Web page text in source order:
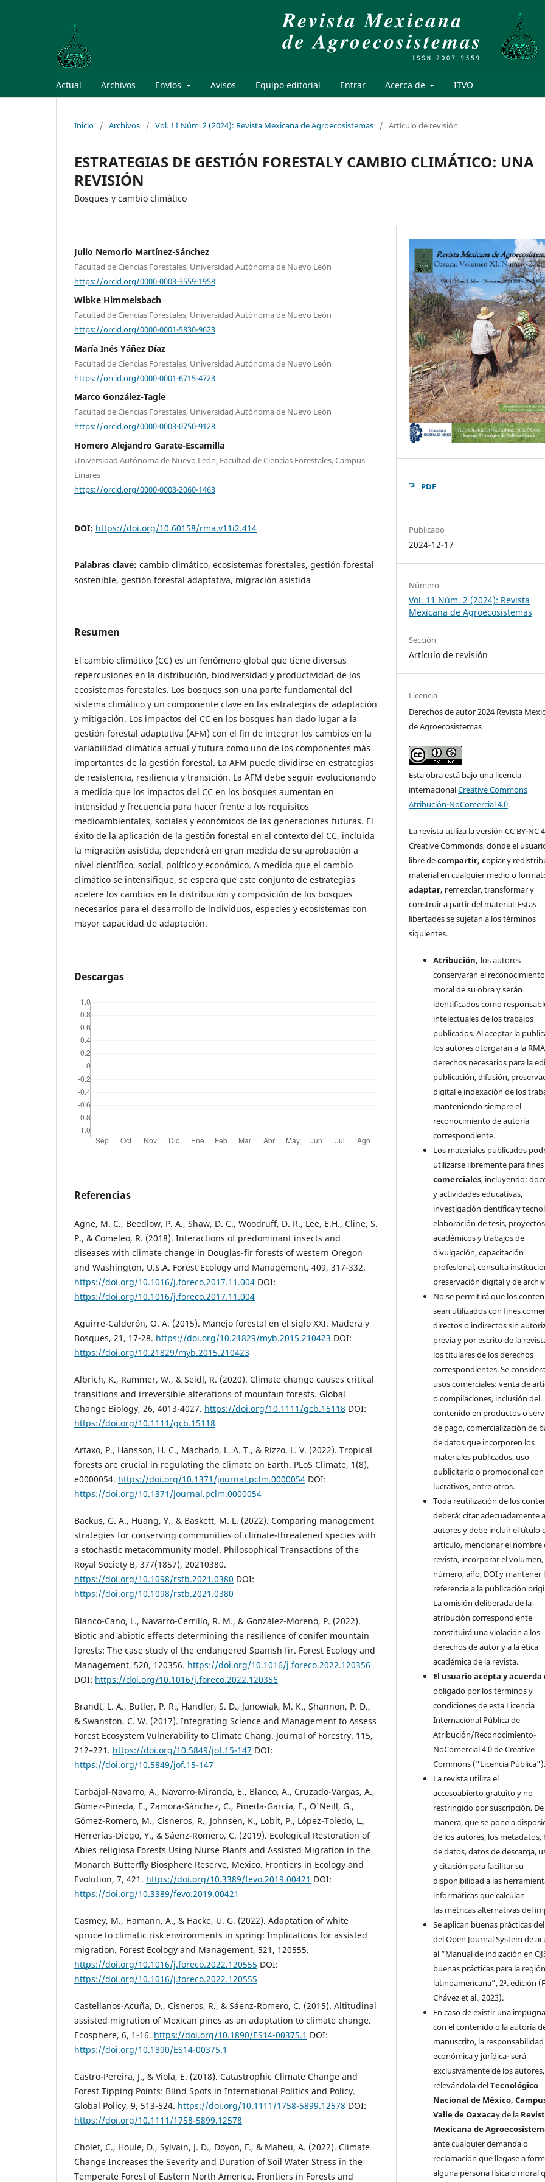
Actual Archivos Envíos Avisos Equipo editorial Entrar Acerca de ITVO
Inicio / Archivos / Vol. 11 Núm. 2 (2024): Revista Mexicana de Agroecosistemas / Artículo de revisión
ESTRATEGIAS DE GESTIÓN FORESTALY CAMBIO CLIMÁTICO: UNA
REVISIÓN
Bosques y cambio climático
Julio Nemorio Martínez-Sánchez
Facultad de Ciencias Forestales, Universidad Autónoma de Nuevo León
https://orcid.org/0000-0003-3559-1958
Wibke Himmelsbach
Facultad de Ciencias Forestales, Universidad Autónoma de Nuevo León
https://orcid.org/0000-0001-5830-9623
María Inés Yáñez Díaz
Facultad de Ciencias Forestales, Universidad Autónoma de Nuevo León
https://orcid.org/0000-0001-6715-4723
Marco González-Tagle
Facultad de Ciencias Forestales, Universidad Autónoma de Nuevo León
https://orcid.org/0000-0003-0750-9128
Homero Alejandro Garate-Escamilla
Universidad Autónoma de Nuevo León, Facultad de Ciencias Forestales, Campus
Linares
https://orcid.org/0000-0003-2060-1463
DOI: https://doi.org/10.60158/rma.v11i2.414
Palabras clave: cambio climático, ecosistemas forestales, gestión forestal
sostenible, gestión forestal adaptativa, migración asistida
Resumen
El cambio climático (CC) es un fenómeno global que tiene diversas
repercusiones en la distribución, biodiversidad y productividad de los
ecosistemas forestales. Los bosques son una parte fundamental del
sistema climático y un componente clave en las estrategias de adaptación
y mitigación. Los impactos del CC en los bosques han dado lugar a la
gestión forestal adaptativa (AFM) con el fin de integrar los cambios en la
variabilidad climática actual y futura como uno de los componentes más
importantes de la gestión forestal. La AFM puede dividirse en estrategias
de resistencia, resiliencia y transición. La AFM debe seguir evolucionando
a medida que los impactos del CC en los bosques aumentan en
intensidad y frecuencia para hacer frente a los requisitos
medioambientales, sociales y económicos de las generaciones futuras. El
éxito de la aplicación de la gestión forestal en el contexto del CC, incluida
la migración asistida, dependerá en gran medida de su aprobación a
nivel científico, social, político y económico. A medida que el cambio
climático se intensifique, se espera que este conjunto de estrategias
acelere los cambios en la distribución y composición de los bosques
necesarios para el desarrollo de individuos, especies y ecosistemas con
mayor capacidad de adaptación.
Descargas
Referencias
Agne, M. C., Beedlow, P. A., Shaw, D. C., Woodruff, D. R., Lee, E.H., Cline, S.
P., & Comeleo, R. (2018). Interactions of predominant insects and
diseases with climate change in Douglas-fir forests of western Oregon
and Washington, U.S.A. Forest Ecology and Management, 409, 317-332.
https://doi.org/10.1016/j.foreco.2017.11.004 DOI:
https://doi.org/10.1016/j.foreco.2017.11.004
Aguirre-Calderón, O. A. (2015). Manejo forestal en el siglo XXI. Madera y
Bosques, 21, 17-28. https://doi.org/10.21829/myb.2015.210423 DOI:
https://doi.org/10.21829/myb.2015.210423
Albrich, K., Rammer, W., & Seidl, R. (2020). Climate change causes critical
transitions and irreversible alterations of mountain forests. Global
Change Biology, 26, 4013-4027. https://doi.org/10.1111/gcb.15118 DOI:
https://doi.org/10.1111/gcb.15118
Artaxo, P., Hansson, H. C., Machado, L. A. T., & Rizzo, L. V. (2022). Tropical
forests are crucial in regulating the climate on Earth. PLoS Climate, 1(8),
e0000054. https://doi.org/10.1371/journal.pclm.0000054 DOI:
https://doi.org/10.1371/journal.pclm.0000054
Backus, G. A., Huang, Y., & Baskett, M. L. (2022). Comparing management
strategies for conserving communities of climate-threatened species with
a stochastic metacommunity model. Philosophical Transactions of the
Royal Society B, 377(1857), 20210380.
https://doi.org/10.1098/rstb.2021.0380 DOI:
https://doi.org/10.1098/rstb.2021.0380
Blanco-Cano, L., Navarro-Cerrillo, R. M., & González-Moreno, P. (2022).
Biotic and abiotic effects determining the resilience of conifer mountain
forests: The case study of the endangered Spanish fir. Forest Ecology and
Management, 520, 120356. https://doi.org/10.1016/j.foreco.2022.120356
DOI: https://doi.org/10.1016/j.foreco.2022.120356
Brandt, L. A., Butler, P. R., Handler, S. D., Janowiak, M. K., Shannon, P. D.,
& Swanston, C. W. (2017). Integrating Science and Management to Assess
Forest Ecosystem Vulnerability to Climate Chang. Journal of Forestry. 115,
212–221. https://doi.org/10.5849/jof.15-147 DOI:
https://doi.org/10.5849/jof.15-147
Carbajal-Navarro, A., Navarro-Miranda, E., Blanco, A., Cruzado-Vargas, A.,
Gómez-Pineda, E., Zamora-Sánchez, C., Pineda-García, F., O'Neill, G.,
Gómez-Romero, M., Cisneros, R., Johnsen, K., Lobit, P., López-Toledo, L.,
Herrerías-Diego, Y., & Sáenz-Romero, C. (2019). Ecological Restoration of
Abies religiosa Forests Using Nurse Plants and Assisted Migration in the
Monarch Butterfly Biosphere Reserve, Mexico. Frontiers in Ecology and
Evolution, 7, 421. https://doi.org/10.3389/fevo.2019.00421 DOI:
https://doi.org/10.3389/fevo.2019.00421
Casmey, M., Hamann, A., & Hacke, U. G. (2022). Adaptation of white
spruce to climatic risk environments in spring: Implications for assisted
migration. Forest Ecology and Management, 521, 120555.
https://doi.org/10.1016/j.foreco.2022.120555 DOI:
https://doi.org/10.1016/j.foreco.2022.120555
Castellanos-Acuña, D., Cisneros, R., & Sáenz-Romero, C. (2015). Altitudinal
assisted migration of Mexican pines as an adaptation to climate change.
Ecosphere, 6, 1-16. https://doi.org/10.1890/ES14-00375.1 DOI:
https://doi.org/10.1890/ES14-00375.1
Castro-Pereira, J., & Viola, E. (2018). Catastrophic Climate Change and
Forest Tipping Points: Blind Spots in International Politics and Policy.
Global Policy, 9, 513-524. https://doi.org/10.1111/1758-5899.12578 DOI:
https://doi.org/10.1111/1758-5899.12578
Cholet, C., Houle, D., Sylvain, J. D., Doyon, F., & Maheu, A. (2022). Climate
Change Increases the Severity and Duration of Soil Water Stress in the
Temperate Forest of Eastern North America. Frontiers in Forests and
PDF
Publicado
2024-12-17
Número
Vol. 11 Núm. 2 (2024): Revista
Mexicana de Agroecosistemas
Sección
Artículo de revisión
Licencia
Derechos de autor 2024 Revista
de Agroecosistemas
Esta obra está bajo una licencia
internacionalCreative Commons
Atribución-NoComercial 4.0.
La revista utiliza la versión CC BY-NC
Creative Commonds, donde el
libre decompartir, copiar y
material en cualquier medio o
adaptar, remezclar, transformar y
construir a partir del material. Estas
libertades se sujetan a los términos
siguientes.
Atribución, los autores
conservarán el reconocimiento
moral de su obra y serán
identificados como
intelectuales de los trabajos
publicados. Al aceptar la
los autores otorgarán a la
derechos necesarios para la
publicación, difusión,
digital e indexación de los
manteniendo siempre el
reconocimiento de autoría
correspondiente.
Los materiales publicados
utilizarse libremente para
comerciales, incluyendo:
y actividades educativas,
investigación científica y
elaboración de tesis, proyectos
académicos y trabajos de
divulgación, capacitación
profesional, consulta
preservación digital y de
No se permitirá que los
sean utilizados con fines
directos o indirectos sin
previa y por escrito de la
los titulares de los derechos
correspondientes. Se
usos comerciales: venta de
o compilaciones, inclusión del
contenido en productos o
de pago, comercialización de
de datos que incorporen los
materiales publicados, uso
publicitario o promocional con
lucrativos, entre otros.
Toda reutilización de los
deberá: citar adecuadamente
autores y debe incluir el título
artículo, mencionar el nombre
revista, incorporar el volumen,
número, año, DOI y mantener
referencia a la publicación
La omisión deliberada de la
atribución correspondiente
constituirá una violación a los
derechos de autor y a la ética
académica de la revista.
El usuario acepta y acuerda
obligado por los términos y
condiciones de esta Licencia
Internacional Pública de
Atribución/Reconocimiento-
NoComercial 4.0 de Creative
Commons ("Licencia
La revista utiliza el
accesoabierto gratuito y no
restringido por suscripción.
manera, que se pone a
de los autores, los metadatos,
de datos, datos de descarga,
y citación para facilitar su
disponibilidad a las
informáticas que calculan
las métricas alternativas del
Se aplican buenas prácticas
del Open Journal System de
al “Manual de indización en
buenas prácticas para la
latinoamericana”, 2ª. edición
Chávez et al., 2023).
En caso de existir una
con el contenido o la autoría
manuscrito, la responsabilidad
económica y jurídica- será
exclusivamente de los autores,
relevándola delTecnológico
Nacional de México,
Valle de Oaxacay de la
Mexicana de
ante cualquier demanda o
reclamación que llegase a
alguna persona física o moral